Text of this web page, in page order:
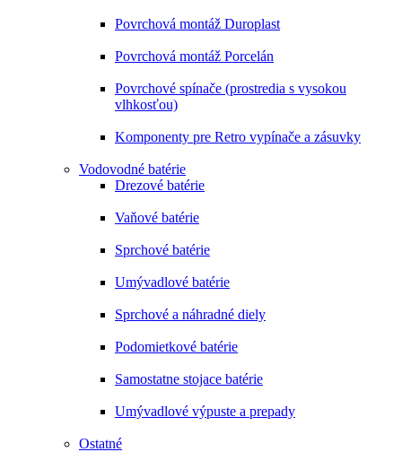
Povrchová montáž Duroplast
Povrchová montáž Porcelán
Povrchové spínače (prostredia s vysokou
vlhkosťou)
Komponenty pre Retro vypínače a zásuvky
Vodovodné batérie
Drezové batérie
Vaňové batérie
Sprchové batérie
Umývadlové batérie
Sprchové a náhradné diely
Podomietkové batérie
Samostatne stojace batérie
Umývadlové výpuste a prepady
Ostatné